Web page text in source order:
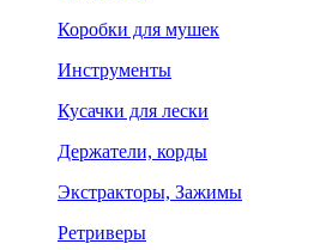
Коробки для мушек
Инструменты
Кусачки для лески
Держатели, корды
Экстракторы, Зажимы
Ретриверы